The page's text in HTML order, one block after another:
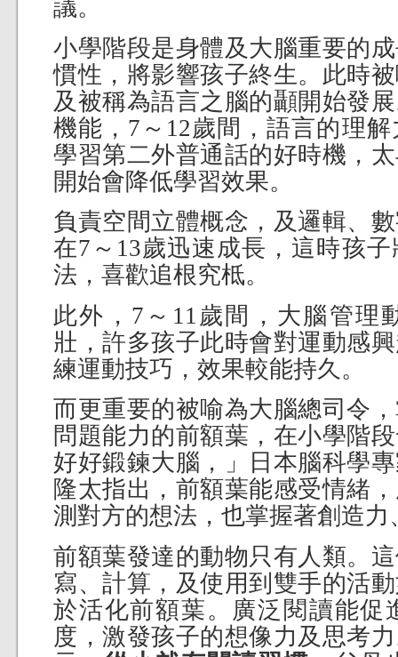
議。
小學階段是身體及大腦重要的
慣性，將影響孩子終生。此時
及被稱為語言之腦的顳開始發
機能，7～12歲間，語言的理
學習第二外普通話的好時機，
開始會降低學習效果。
負責空間立體概念，及邏輯、
在7～13歲迅速成長，這時孩
法，喜歡追根究柢。
此外，7～11歲間，大腦管理
壯，許多孩子此時會對運動感
練運動技巧，效果較能持久。
而更重要的被喻為大腦總司令
問題能力的前額葉，在小學階
好好鍛鍊大腦，」日本腦科學
隆太指出，前額葉能感受情緒
測對方的想法，也掌握著創造力
前額葉發達的動物只有人類。
寫、計算，及使用到雙手的活
於活化前額葉。廣泛閱讀能促
度，激發孩子的想像力及思考